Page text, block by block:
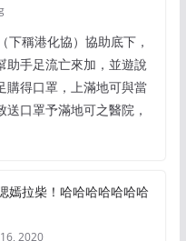
下稱港化協）協助底下，
助手足流亡來加，並遊說
購得口罩，上滿地可與當
口罩予滿地可之醫院，
嫣拉柴！哈哈哈哈哈哈哈
2020